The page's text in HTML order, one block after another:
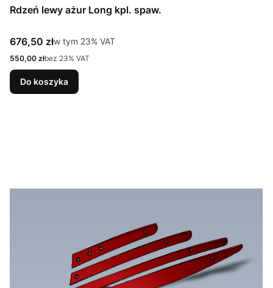
Rdzeń lewy ażur Long kpl. spaw.
Cena brutto
676,50 złw tym %s VAT
w tym 23% VAT
Cena netto
550,00 złbez 23% VAT
Do koszyka